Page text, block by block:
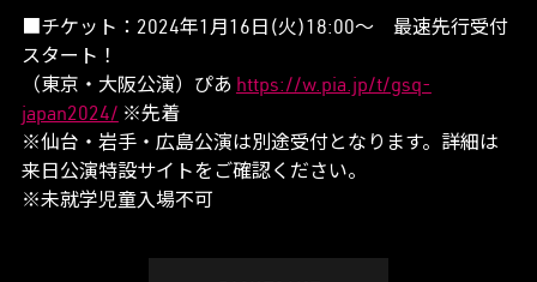
■チケット：2024年1月16日(火)18:00～ 最速先行受付
スタート！
（東京・大阪公演）ぴあ https://w.pia.jp/t/gsq-
japan2024/ ※先着
※仙台・岩手・広島公演は別途受付となります。詳細は
来日公演特設サイトをご確認ください。
※未就学児童入場不可